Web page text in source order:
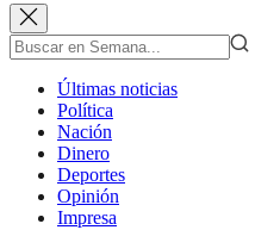
Últimas noticias
Política
Nación
Dinero
Deportes
Opinión
Impresa